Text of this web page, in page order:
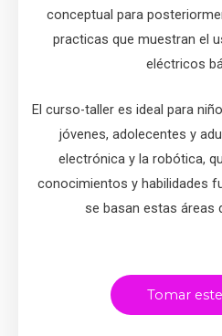
conceptual para
practicas que muestran el
eléctricos
El curso-taller es ideal para
jóvenes, adolecentes y
electrónica y la robótica,
conocimientos y habilidades
se basan estas áreas
Tomar